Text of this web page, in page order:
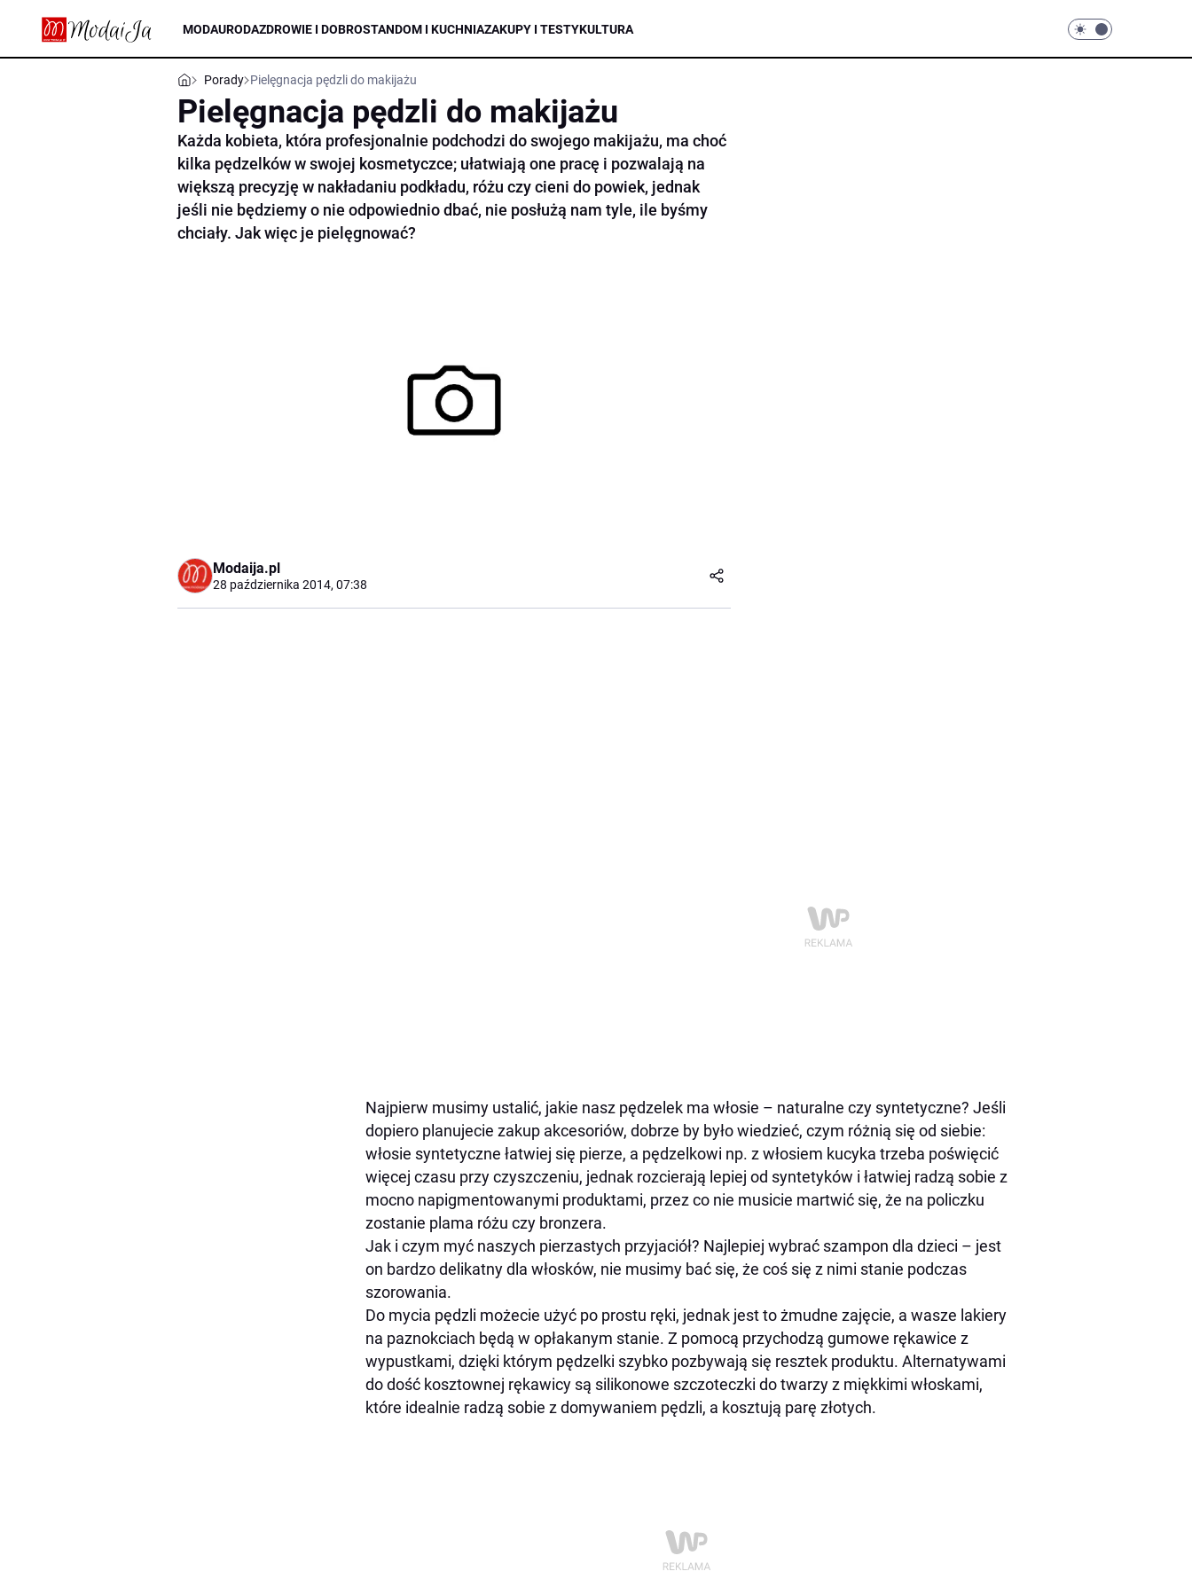
MODAURODAZDROWIE I DOBROSTANDOM I KUCHNIAZAKUPY I TESTYKULTURA
Porady Pielęgnacja pędzli do makijażu
Pielęgnacja pędzli do makijażu
Każda kobieta, która profesjonalnie podchodzi do swojego makijażu, ma choć
kilka pędzelków w swojej kosmetyczce; ułatwiają one pracę i pozwalają na
większą precyzję w nakładaniu podkładu, różu czy cieni do powiek, jednak
jeśli nie będziemy o nie odpowiednio dbać, nie posłużą nam tyle, ile byśmy
chciały. Jak więc je pielęgnować?
Modaija.pl
28 października 2014, 07:38
Najpierw musimy ustalić, jakie nasz pędzelek ma włosie – naturalne czy syntetyczne? Jeśli
dopiero planujecie zakup akcesoriów, dobrze by było wiedzieć, czym różnią się od siebie:
włosie syntetyczne łatwiej się pierze, a pędzelkowi np. z włosiem kucyka trzeba poświęcić
więcej czasu przy czyszczeniu, jednak rozcierają lepiej od syntetyków i łatwiej radzą sobie z
mocno napigmentowanymi produktami, przez co nie musicie martwić się, że na policzku
zostanie plama różu czy bronzera.
Jak i czym myć naszych pierzastych przyjaciół? Najlepiej wybrać szampon dla dzieci – jest
on bardzo delikatny dla włosków, nie musimy bać się, że coś się z nimi stanie podczas
szorowania.
Do mycia pędzli możecie użyć po prostu ręki, jednak jest to żmudne zajęcie, a wasze lakiery
na paznokciach będą w opłakanym stanie. Z pomocą przychodzą gumowe rękawice z
wypustkami, dzięki którym pędzelki szybko pozbywają się resztek produktu. Alternatywami
do dość kosztownej rękawicy są silikonowe szczoteczki do twarzy z miękkimi włoskami,
które idealnie radzą sobie z domywaniem pędzli, a kosztują parę złotych.